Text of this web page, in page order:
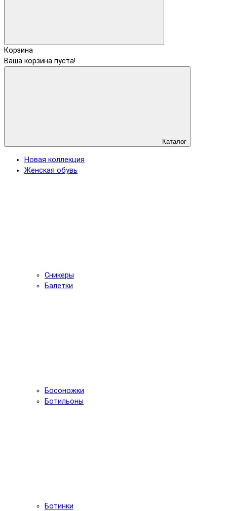
Корзина
Ваша корзина пуста!
Каталог
Новая коллекция
Женская обувь
Сникеры
Балетки
Босоножки
Ботильоны
Ботинки